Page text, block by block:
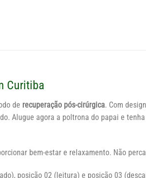
Curitiba
de recuperação pós-cirúrgica. Com
Alugue agora a poltrona do papai e
bem-estar e relaxamento. Não
posição 02 (leitura) e posição 03